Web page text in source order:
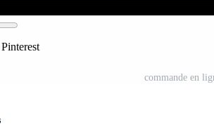
commande en